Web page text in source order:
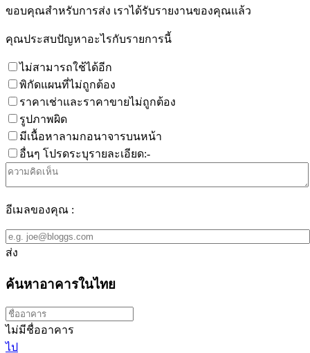
ขอบคุณสำหรับการส่ง เราได้รับรายงานของคุณแล้ว
คุณประสบปัญหาอะไรกับรายการนี้
ไม่สามารถใช้ได้อีก
พิกัดแผนที่ไม่ถูกต้อง
ราคาเช่าและราคาขายไม่ถูกต้อง
รูปภาพผิด
มีเนื้อหาลามกอนาจารบนหน้า
อื่นๆ โปรดระบุรายละเอียด:-
อีเมลของคุณ :
ส่ง
ค้นหาอาคารในไทย
ไม่มีชื่ออาคาร
ไป